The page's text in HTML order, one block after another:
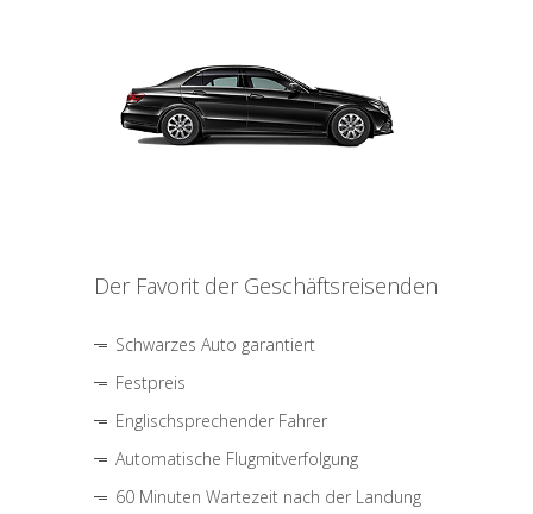
Der Favorit der Geschäftsreisenden
Schwarzes Auto garantiert
Festpreis
Englischsprechender Fahrer
Automatische Flugmitverfolgung
60 Minuten Wartezeit nach der Landung